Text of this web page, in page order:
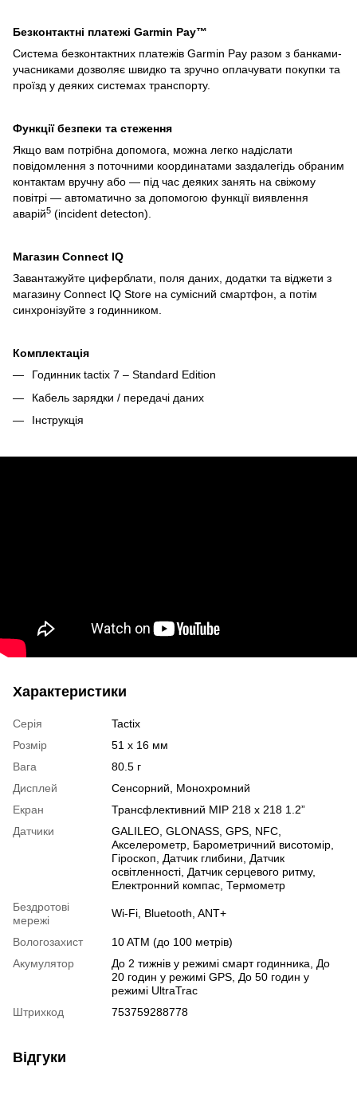
Безконтактні платежі Garmin Pay™
Система безконтактних платежів Garmin Pay разом з банками-
учасниками дозволяє швидко та зручно оплачувати покупки та
проїзд у деяких системах транспорту.
Функції безпеки та стеження
Якщо вам потрібна допомога, можна легко надіслати
повідомлення з поточними координатами заздалегідь обраним
контактам вручну або — під час деяких занять на свіжому
повітрі — автоматично за допомогою функції виявлення
аварій5 (incident detecton).
Магазин Connect IQ
Завантажуйте циферблати, поля даних, додатки та віджети з
магазину Connect IQ Store на сумісний смартфон, а потім
синхронізуйте з годинником.
Комплектація
Годинник tactix 7 – Standard Edition
Кабель зарядки / передачі даних
Інструкція
Характеристики
Серія
Tactix
Розмір
51 x 16 мм
Вага
80.5 г
Дисплей
Сенсорний
Монохромний
Екран
Трансфлективний MIP 218 x 218 1.2”
Датчики
GALILEO GLONASS GPS NFC
Акселерометр Барометричний висотомір
Гіроскоп
Датчик глибини
Датчик
освітленності Датчик серцевого ритму,
Електронний компас Термометр
Бездротові
мережі
Wi-Fi Bluetooth ANT+
Вологозахист
10 ATM (до 100 метрів)
Акумулятор
До 2 тижнів у режимі смарт годинника, До
20 годин у режимі GPS, До 50 годин у
режимі UltraTrac
Штрихкод
753759288778
Відгуки